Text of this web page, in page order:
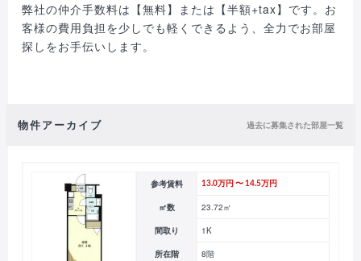
弊社の仲介手数料は【無料】または【半額+tax】です。お
客様の費用負担を少しでも軽くできるよう、全力でお部屋
探しをお手伝いします。
物件アーカイブ 過去に募集された部屋一覧
参考賃料 13.0万円 〜 14.5万円
㎡数 23.72㎡
間取り 1K
所在階 8階